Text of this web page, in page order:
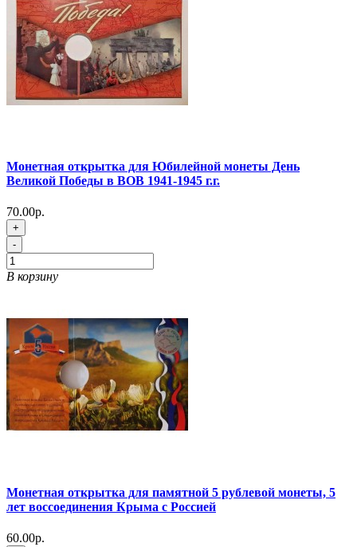
Монетная открытка для Юбилейной монеты День
Великой Победы в ВОВ 1941-1945 г.г.
70.00р.
+
-
В корзину
Монетная открытка для памятной 5 рублевой монеты, 5
лет воссоединения Крыма с Россией
60.00р.